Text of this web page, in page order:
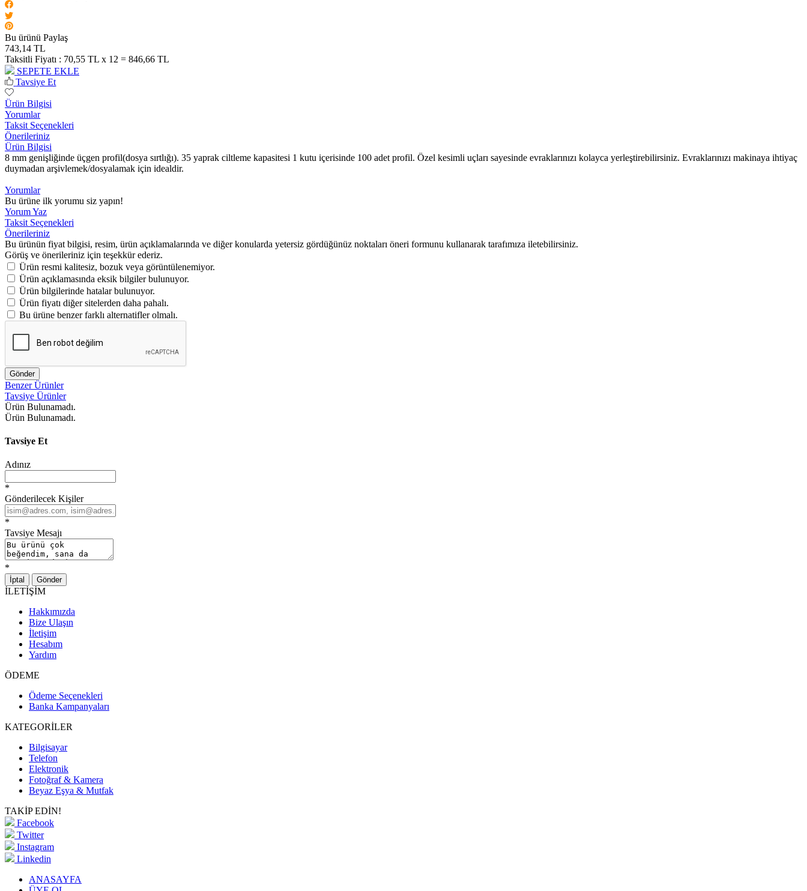
Bu ürünü Paylaş
743,14 TL
Taksitli Fiyatı : 70,55 TL x 12 = 846,66 TL
SEPETE EKLE
Tavsiye Et
Ürün Bilgisi
Yorumlar
Taksit Seçenekleri
Önerileriniz
Ürün Bilgisi
8 mm genişliğinde üçgen profil(dosya sırtlığı). 35 yaprak ciltleme kapasitesi 1 kutu içerisinde 100 adet profil. Özel kesimli uçları sayesinde evraklarınızı kolayca yerleştirebilirsiniz. Evraklarınızı makinaya ihtiyaç
duymadan arşivlemek/dosyalamak için idealdir.
Yorumlar
Bu ürüne ilk yorumu siz yapın!
Yorum Yaz
Taksit Seçenekleri
Önerileriniz
Bu ürünün fiyat bilgisi, resim, ürün açıklamalarında ve diğer konularda yetersiz gördüğünüz noktaları öneri formunu kullanarak tarafımıza iletebilirsiniz.
Görüş ve önerileriniz için teşekkür ederiz.
Ürün resmi kalitesiz, bozuk veya görüntülenemiyor.
Ürün açıklamasında eksik bilgiler bulunuyor.
Ürün bilgilerinde hatalar bulunuyor.
Ürün fiyatı diğer sitelerden daha pahalı.
Bu ürüne benzer farklı alternatifler olmalı.
Gönder
Benzer Ürünler
Tavsiye Ürünler
Ürün Bulunamadı.
Ürün Bulunamadı.
Tavsiye Et
Adınız
*
Gönderilecek Kişiler
*
Tavsiye Mesajı
*
İptal Gönder
İLETİŞİM
Hakkımızda
Bize Ulaşın
İletişim
Hesabım
Yardım
ÖDEME
Ödeme Seçenekleri
Banka Kampanyaları
KATEGORİLER
Bilgisayar
Telefon
Elektronik
Fotoğraf & Kamera
Beyaz Eşya & Mutfak
TAKİP EDİN!
Facebook
Twitter
Instagram
Linkedin
ANASAYFA